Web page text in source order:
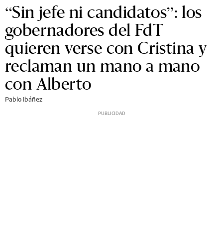
“Sin jefe ni candidatos”: los
gobernadores del FdT
quieren verse con Cristina y
reclaman un mano a mano
con Alberto
Pablo Ibáñez